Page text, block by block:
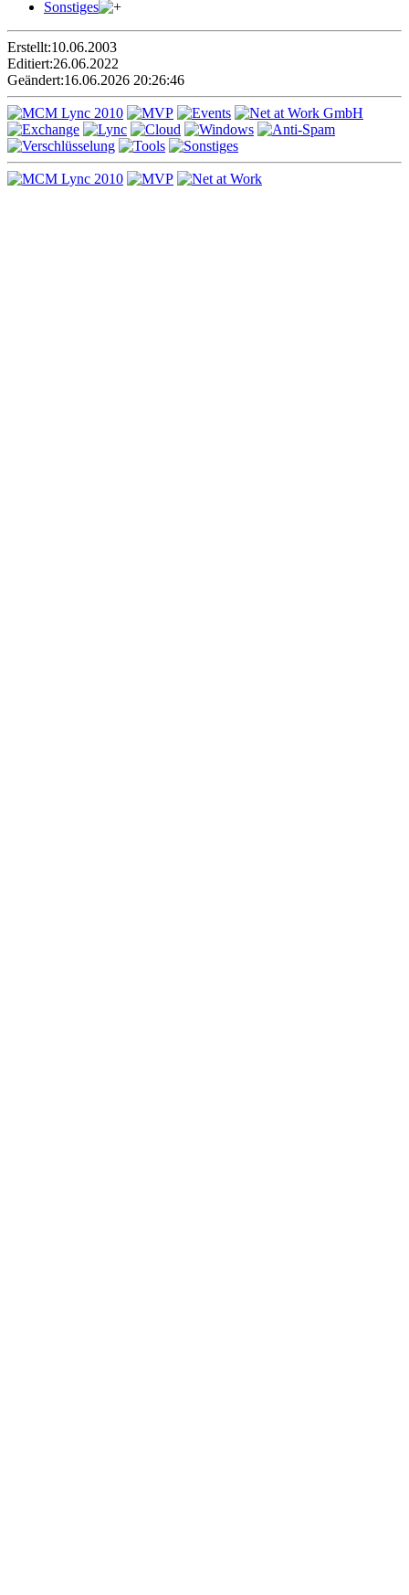
Sonstiges
Erstellt:10.06.2003
Editiert:26.06.2022
Geändert:16.06.2026 20:26:46